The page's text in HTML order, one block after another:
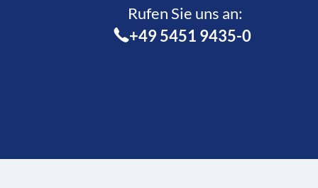
Rufen Sie uns an:­
+49 5451 9435-0